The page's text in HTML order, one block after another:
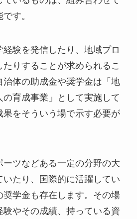
す。
経験を発信したり、地域プロ
りすることが求められるこ
治体の助成金や奨学金は「地
育成事業」として実施して
果をそういう場で示す必要が
ーツなどある一定の分野の大
たり、国際的に活躍してい
奨学金も存在します。その場
やその成績、持っている資